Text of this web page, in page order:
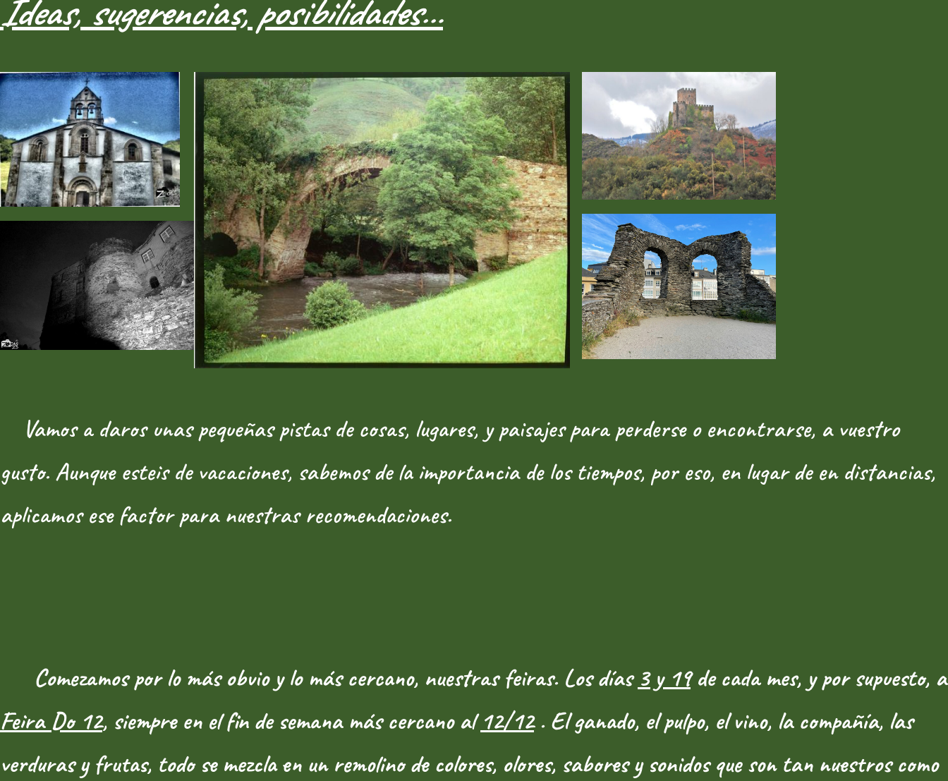
Ideas, sugerencias, posibilidades…
Vamos a daros unas pequeñas pistas de cosas, lugares, y paisajes para perderse o encontrarse, a vuestro
gusto. Aunque esteis de vacaciones, sabemos de la importancia de los tiempos, por eso, en lugar de en distancias,
aplicamos ese factor para nuestras recomendaciones.
Comezamos por lo más obvio y lo más cercano, nuestras feiras. Los días 3 y 19de cada mes, y por supuesto, a
Feira Do 12, siempre en el fin de semana más cercano al12/12. El ganado, el pulpo, el vino, la compañía, las
verduras y frutas, todo se mezcla en un remolino de colores, olores, sabores y sonidos que son tan nuestros como